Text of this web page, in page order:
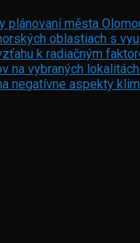
města
oblastiach s
k radiačným
na vybraných
negatívne aspekty